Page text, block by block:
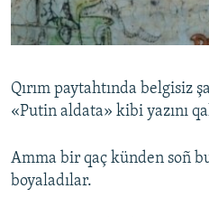
Русский
Українською
QOŞULIÑIZ!
RFE/RS bütün saytları
Qırım paytahtında belgisiz
«Putin aldata» kibi yazını
Amma bir qaç künden soñ
boyaladılar.